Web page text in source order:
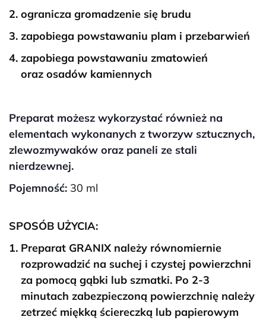
ogranicza gromadzenie się brudu
zapobiega powstawaniu plam i przebarwień
zapobiega powstawaniu zmatowień
oraz osadów kamiennych
Preparat możesz wykorzystać również na
elementach wykonanych z tworzyw sztucznych,
zlewozmywaków oraz paneli ze stali
nierdzewnej.
Pojemność: 30 ml
SPOSÓB UŻYCIA:
Preparat GRANIX należy równomiernie
rozprowadzić na suchej i czystej powierzchni
za pomocą gąbki lub szmatki. Po 2-3
minutach zabezpieczoną powierzchnię należy
zetrzeć miękką ściereczką lub papierowym